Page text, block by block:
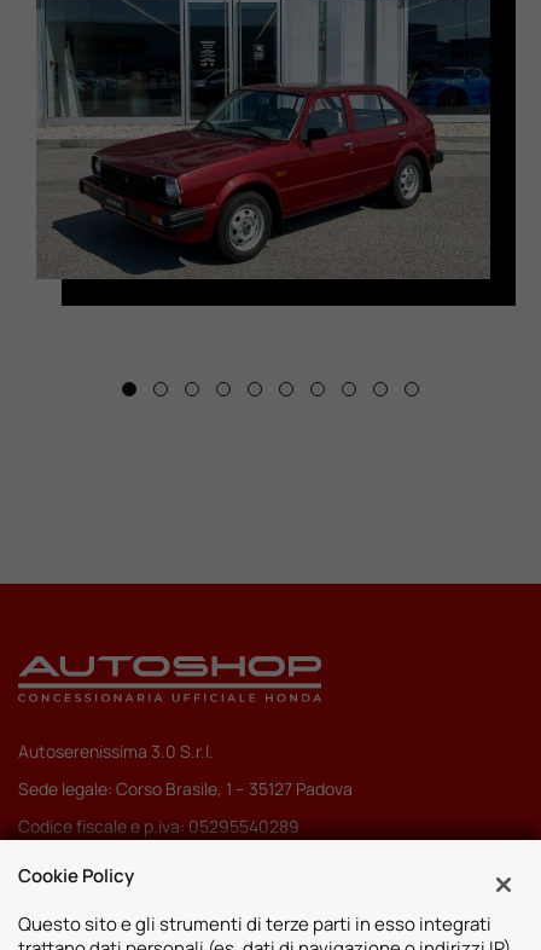
Autoserenissima 3.0 S.r.l.
Sede legale: Corso Brasile, 1 – 35127 Padova
Codice fiscale e p.iva: 05295540289
Pec:autoserenissima3.0srl@legalmail.it
Cookie Policy
Questo sito e gli strumenti di terze parti in esso integrati